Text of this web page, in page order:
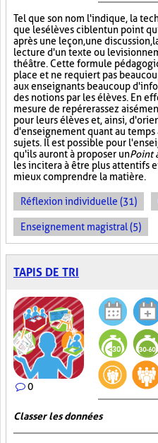
Tel que son nom l'indique, la
que les élèves ciblent un point
après une leçon, une discussion,
lecture d'un texte ou le
théâtre. Cette formule
place et ne requiert pas
aux enseignants beaucoup
des notions par les élèves. En
mesure de repérer assez
pour leurs élèves et, ainsi,
d'enseignement quant au temps
sujets. Il est possible pour
qu'ils auront à proposer unPoint
les incitera à être plus attentifs
mieux comprendre la matière.
Réflexion individuelle (31)
Enseignement magistral (5)
TAPIS DE TRI
0
Classer les données